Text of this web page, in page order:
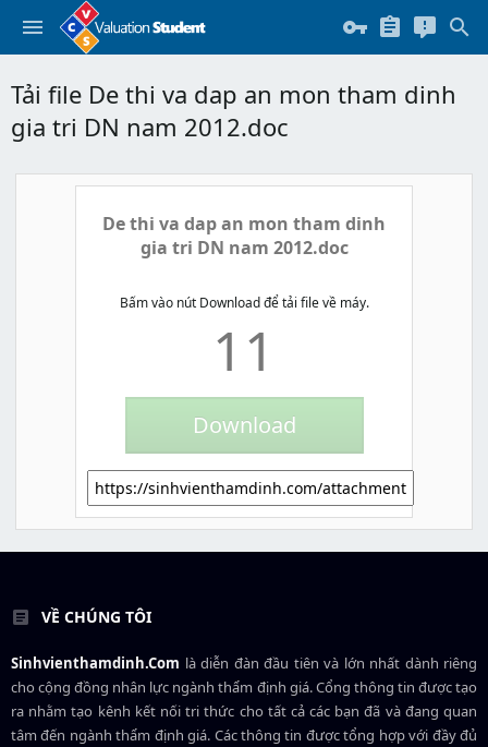
Tải file De thi va dap an mon tham dinh
gia tri DN nam 2012.doc
De thi va dap an mon tham dinh
gia tri DN nam 2012.doc
Bấm vào nút Download để tải file về máy.
11
VỀ CHÚNG TÔI
Sinhvienthamdinh.Com là diễn đàn đầu tiên và lớn nhất dành riêng
cho cộng đồng nhân lực ngànhthẩm định giá. Cổng thông tin được tạo
ra nhằm tạo kênh kết nối tri thức cho tất cả các bạn đã và đang quan
tâm đến ngành thẩm định giá. Các thông tin được tổng hợp với đầy đủ